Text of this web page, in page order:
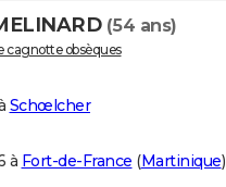
(54 ans)
cagnotte obsèques
Schœlcher
à Fort-de-France (Martinique)